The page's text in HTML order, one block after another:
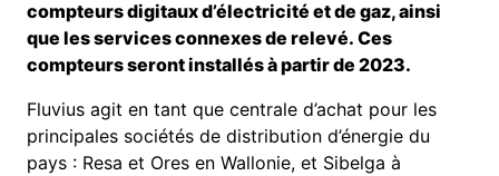
compteurs digitaux d’électricité et de gaz, ainsi
que les services connexes de relevé. Ces
compteurs seront installés à partir de 2023.
Fluvius agit en tant que centrale d’achat pour les
principales sociétés de distribution d’énergie du
pays : Resa et Ores en Wallonie, et Sibelga à